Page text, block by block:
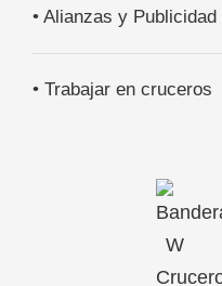
• Alianzas y Publicidad
• Trabajar en cruceros